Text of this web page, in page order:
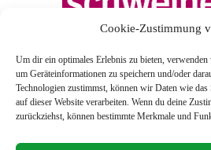
Cookie-Zustimmung
Um dir ein optimales Erlebnis zu bieten,
um Geräteinformationen zu speichern und/oder
Technologien zustimmst, können wir Daten wie
auf dieser Website verarbeiten. Wenn du deine
zurückziehst, können bestimmte Merkmale und